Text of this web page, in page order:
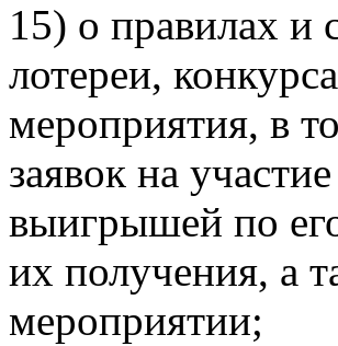
15) о правилах и
лотереи,
мероприятия, в
заявок на
выигрышей по
их получения, а
мероприятии;